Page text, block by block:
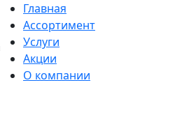
Главная
Ассортимент
Услуги
Акции
О компании